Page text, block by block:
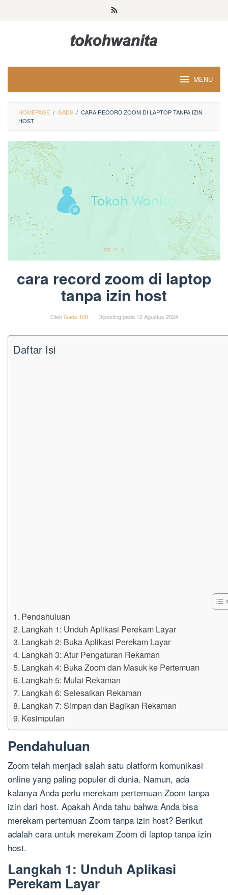
MENU
HOMEPAGE / GADS / CARA RECORD ZOOM DI LAPTOP TANPA IZIN
HOST
cara record zoom di laptop
tanpa izin host
OlehGads 100 Diposting pada 12 Agustus 2024
Daftar Isi
Pendahuluan
Langkah 1: Unduh Aplikasi Perekam Layar
Langkah 2: Buka Aplikasi Perekam Layar
Langkah 3: Atur Pengaturan Rekaman
Langkah 4: Buka Zoom dan Masuk ke Pertemuan
Langkah 5: Mulai Rekaman
Langkah 6: Selesaikan Rekaman
Langkah 7: Simpan dan Bagikan Rekaman
Kesimpulan
Pendahuluan
Zoom telah menjadi salah satu platform komunikasi
online yang paling populer di dunia. Namun, ada
kalanya Anda perlu merekam pertemuan Zoom tanpa
izin dari host. Apakah Anda tahu bahwa Anda bisa
merekam pertemuan Zoom tanpa izin host? Berikut
adalah cara untuk merekam Zoom di laptop tanpa izin
host.
Langkah 1: Unduh Aplikasi
Perekam Layar